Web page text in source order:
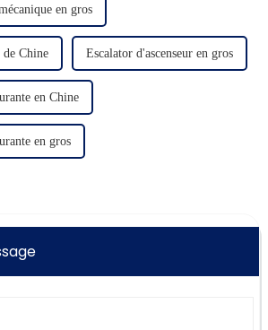
en gros
de Chine Escalator d'ascenseur en gros
en Chine
en gros